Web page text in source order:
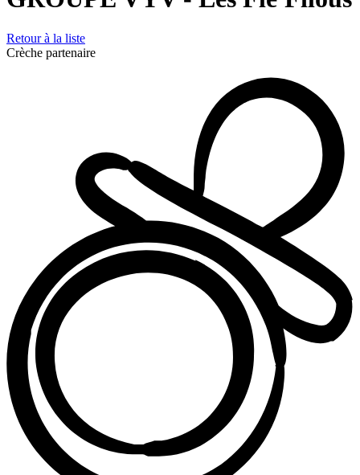
Retour à la liste
Crèche partenaire